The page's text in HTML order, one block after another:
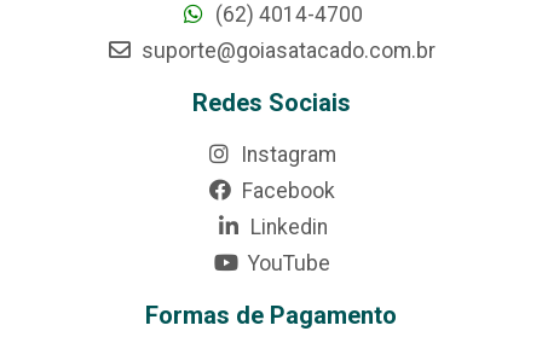
(62) 4014-4700
suporte@goiasatacado.com.br
Redes Sociais
Instagram
Facebook
Linkedin
YouTube
Formas de Pagamento